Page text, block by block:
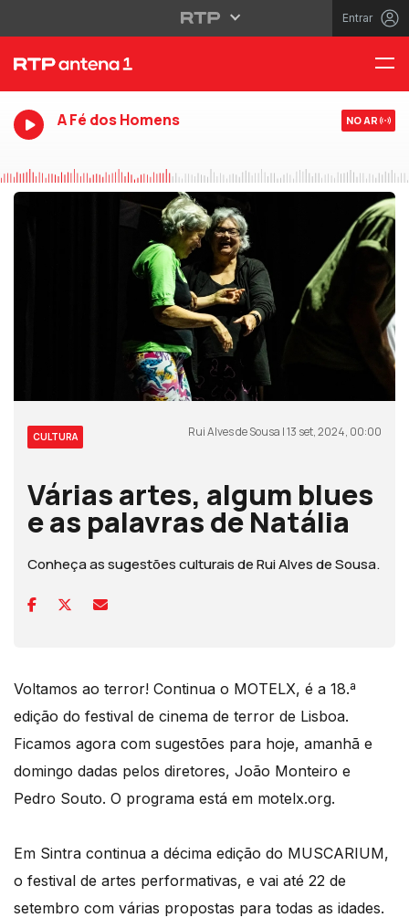
Entrar
A Fé dos Homens NO AR
CULTURA Rui Alves de Sousa | 13 set, 2024, 00:00
Várias artes, algum blues
e as palavras de Natália
Conheça as sugestões culturais de Rui Alves de Sousa.
Voltamos ao terror! Continua o MOTELX, é a 18.ª
edição do festival de cinema de terror de Lisboa.
Ficamos agora com sugestões para hoje, amanhã e
domingo dadas pelos diretores, João Monteiro e
Pedro Souto. O programa está em motelx.org.
Em Sintra continua a décima edição do MUSCARIUM,
o festival de artes performativas, e vai até 22 de
setembro com várias propostas para todas as idades.